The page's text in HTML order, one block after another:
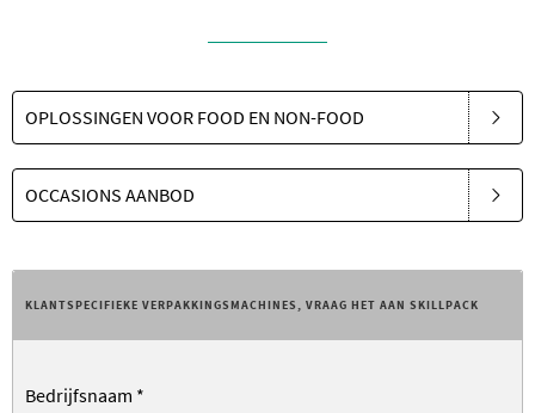
OPLOSSINGEN VOOR FOOD EN NON-FOOD
OCCASIONS AANBOD
KLANTSPECIFIEKE VERPAKKINGSMACHINES, VRAAG HET AAN SKILLPACK
Bedrijfsnaam *